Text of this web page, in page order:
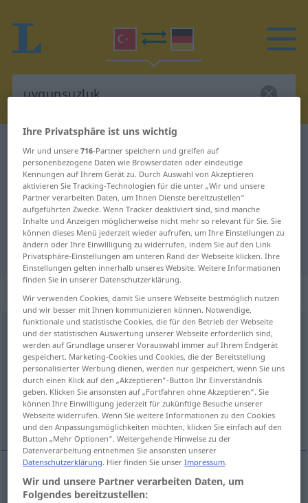
Türkisch-Deutsch Wörterbuch uygunsuzluk
Türkisch-Deutsch Übersetzung für
"uygunsuzluk"
"uygunsuzluk" Deutsch
Übersetzung
„uygunsuzluk“
uygunsuzluk <-ğu >
Übersicht aller Übersetzungen
(Für mehr Details die Übersetzung anklicken/antippen)
Unangemessenheit, Unanständigkeit,
Unschicklichkeit
Unangemessenheit F uygunsuzluk
Ihre Privatsphäre ist uns wichtig
Wir und unsere716-Partner speichern und greifen auf
personenbezogene Daten wie Browserdaten oder eindeutige
Kennungen auf Ihrem Gerät zu. Durch Auswahl von Akzeptieren
aktivieren Sie Tracking-Technologien für die unter „Wir und unsere
Partner verarbeiten Daten, um Ihnen Dienste bereitzustellen“
aufgeführten Zwecke. Wenn Tracker deaktiviert sind, sind manche
Inhalte und Anzeigen möglicherweise nicht mehr so relevant für Sie. Sie
können dieses Menü jederzeit wieder aufrufen, um Ihre Einstellungen zu
ändern oder Ihre Einwilligung zu widerrufen, indem Sie auf den Link
Privatsphäre-Einstellungen am unteren Rand der Webseite klicken. Ihre
Einstellungen gelten innerhalb unseres Website. Weitere Informationen
finden Sie in unserer Datenschutzerklärung.
Wir verwenden Cookies, damit Sie unsere Webseite bestmöglich nutzen
und wir besser mit Ihnen kommunizieren können. Notwendige,
funktionale und statistische Cookies, die für den Betrieb der Webseite
und der statistischen Auswertung unserer Webseite erforderlich sind,
werden auf Grundlage unserer Vorauswahl immer auf Ihrem Endgerät
gespeichert. Marketing-Cookies und Cookies, die der Bereitstellung
personalisierter Werbung dienen, werden nur gespeichert, wenn Sie uns
durch einen Klick auf den „Akzeptieren“-Button Ihr Einverständnis
geben. Klicken Sie ansonsten auf „Fortfahren ohne Akzeptieren“. Sie
können Ihre Einwilligung jederzeit für zukünftige Besuche unserer
Webseite widerrufen. Wenn Sie weitere Informationen zu den Cookies
und den Anpassungsmöglichkeiten möchten, klicken Sie einfach auf den
Button „Mehr Optionen“. Weitergehende Hinweise zu der
Datenverarbeitung entnehmen Sie ansonsten unserer
Datenschutzerklärung. Hier finden Sie unserImpressum.
Wir und unsere Partner verarbeiten Daten, um
Folgendes bereitzustellen: